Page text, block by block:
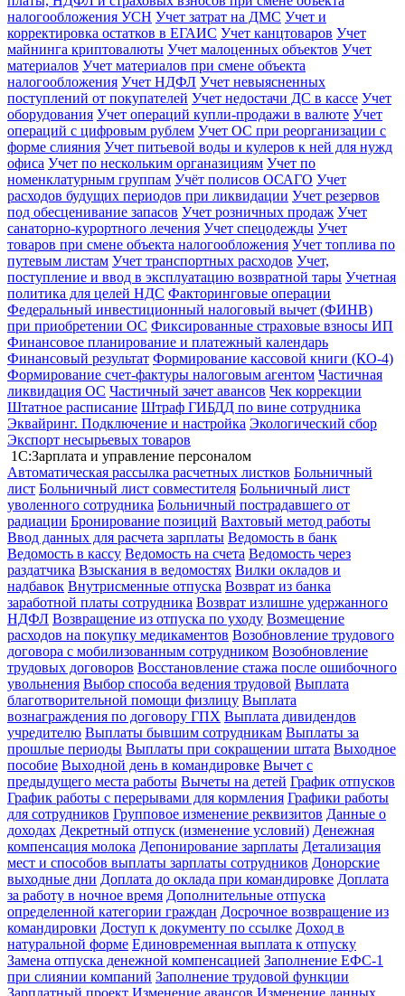
налогообложения УСН Учет затрат на ДМС Учет и
корректировка остатков в ЕГАИС Учет канцтоваров Учет
майнинга криптовалюты Учет малоценных объектов Учет
материалов Учет материалов при смене объекта
налогообложения Учет НДФЛ Учет невыясненных
поступлений от покупателей Учет недостачи ДС в кассе Учет
оборудования Учет операций купли-продажи в валюте Учет
операций с цифровым рублем Учет ОС при реорганизации с
форме слияния Учет питьевой воды и кулеров к ней для нужд
офиса Учет по нескольким органазициям Учет по
номенклатурным группам Учёт полисов ОСАГО Учет
расходов будущих периодов при ликвидации Учет резервов
под обесценивание запасов Учет розничных продаж Учет
санаторно-курортного лечения Учет спецодежды Учет
товаров при смене объекта налогообложения Учет топлива по
путевым листам Учет транспортных расходов Учет,
поступление и ввод в эксплуатацию возвратной тары Учетная
политика для целей НДС Факторинговые операции
Федеральный инвестиционный налоговый вычет (ФИНВ)
при приобретении ОС Фиксированные страховые взносы ИП
Финансовое планирование и платежный календарь
Финансовый результат Формирование кассовой книги (КО-4)
Формирование счет-фактуры налоговым агентом Частичная
ликвидация ОС Частичный зачет авансов Чек коррекции
Штатное расписание Штраф ГИБДД по вине сотрудника
Эквайринг. Подключение и настройка Экологический сбор
Экспорт несырьевых товаров
1С:Зарплата и управление персоналом
Автоматическая рассылка расчетных листков Больничный
лист Больничный лист совместителя Больничный лист
уволенного сотрудника Больничный пострадавшего от
радиации Бронирование позиций Вахтовый метод работы
Ввод данных для расчета зарплаты Ведомость в банк
Ведомость в кассу Ведомость на счета Ведомость через
раздатчика Взыскания в ведомостях Вилки окладов и
надбавок Внутрисменные отпуска Возврат из банка
заработной платы сотрудника Возврат излишне удержанного
НДФЛ Возвращение из отпуска по уходу Возмещение
расходов на покупку медикаментов Возобновление трудового
договора с мобилизованным сотрудником Возобновление
трудовых договоров Восстановление стажа после ошибочного
увольнения Выбор способа ведения трудовой Выплата
благотворительной помощи физлицу Выплата
вознаграждения по договору ГПХ Выплата дивидендов
учредителю Выплаты бывшим сотрудникам Выплаты за
прошлые периоды Выплаты при сокращении штата Выходное
пособие Выходной день в командировке Вычет с
предыдущего места работы Вычеты на детей График отпусков
График работы с перерывами для кормления Графики работы
для сотрудников Групповое изменение реквизитов Данные о
доходах Декретный отпуск (изменение условий) Денежная
компенсация молока Депонирование зарплаты Детализация
мест и способов выплаты зарплаты сотрудников Донорские
выходные дни Доплата до оклада при командировке Доплата
за работу в ночное время Дополнительные отпуска
определенной категории граждан Досрочное возвращение из
командировки Доступ к документу по ссылке Доход в
натуральной форме Единовременная выплата к отпуску
Замена отпуска денежной компенсацией Заполнение ЕФС-1
при слиянии компаний Заполнение трудовой функции
Зарплатный проект Изменение авансов Изменение данных